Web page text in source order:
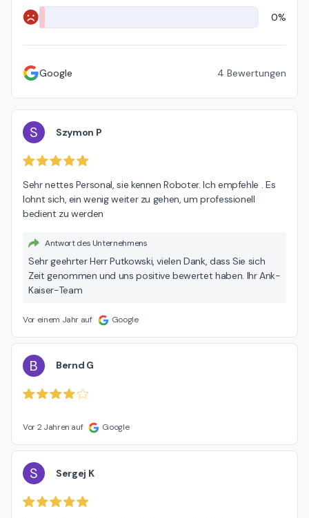
Negativ 0%
Google 4 Bewertungen
S Szymon P
Sehr nettes Personal, sie kennen Roboter. Ich empfehle . Es
lohnt sich, ein wenig weiter zu gehen, um professionell
bedient zu werden
Antwort des Unternehmens
Sehr geehrter Herr Putkowski, vielen Dank, dass Sie sich
Zeit genommen und uns positive bewertet haben. Ihr Ank-
Kaiser-Team
Vor einem Jahr auf Google
B Bernd G
Vor 2 Jahren auf Google
S Sergej K